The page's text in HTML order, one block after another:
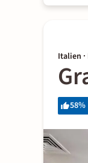
Italien ·
58%